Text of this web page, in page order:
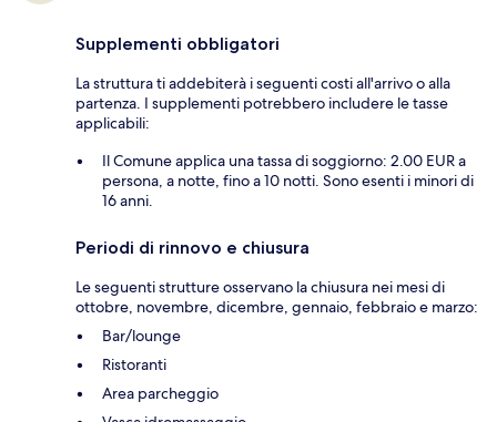
Supplementi obbligatori
La struttura ti addebiterà i seguenti costi all'arrivo o alla
partenza. I supplementi potrebbero includere le tasse
applicabili:
Il Comune applica una tassa di soggiorno: 2.00 EUR a
persona, a notte, fino a 10 notti. Sono esenti i minori di
16 anni.
Periodi di rinnovo e chiusura
Le seguenti strutture osservano la chiusura nei mesi di
ottobre, novembre, dicembre, gennaio, febbraio e marzo:
Bar/lounge
Ristoranti
Area parcheggio